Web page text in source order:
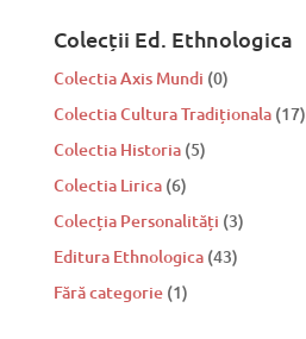
Colecții Ed. Ethnologica
Colectia Axis Mundi (0)
Colectia Cultura Tradiționala (17)
Colectia Historia (5)
Colectia Lirica (6)
Colecția Personalități (3)
Editura Ethnologica (43)
Fără categorie (1)